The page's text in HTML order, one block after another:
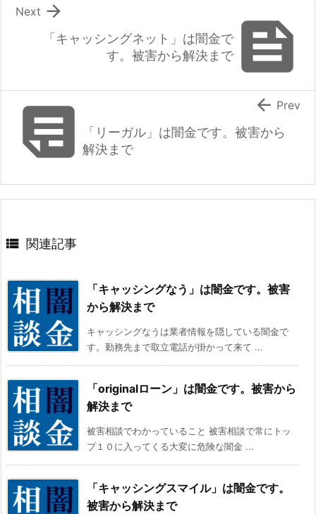

「キャッシングネット」は闇金で
す。被害から解決まで

Next
 「リーガル」は闇金です。被害から
解決まで
 Prev
 関連記事
「キャッシングなう」は闇金です。被害
から解決まで
キャッシングなうは業者情報を隠している闇金で
す。勤務先まで取立電話が掛かって来て ...
「originalローン」は闇金です。被害から
解決まで
被害相談でわかっていること 被害相談で常にトッ
プ１０に入ってくる大変に危険な闇金 ...
「キャッシングスマイル」は闇金です。
被害から解決まで